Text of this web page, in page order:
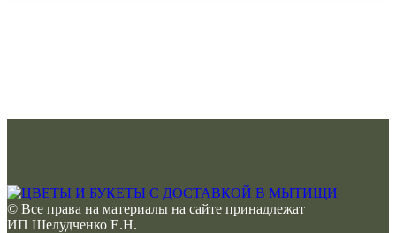
© Все права на материалы на сайте принадлежат
ИП Шелудченко Е.Н.